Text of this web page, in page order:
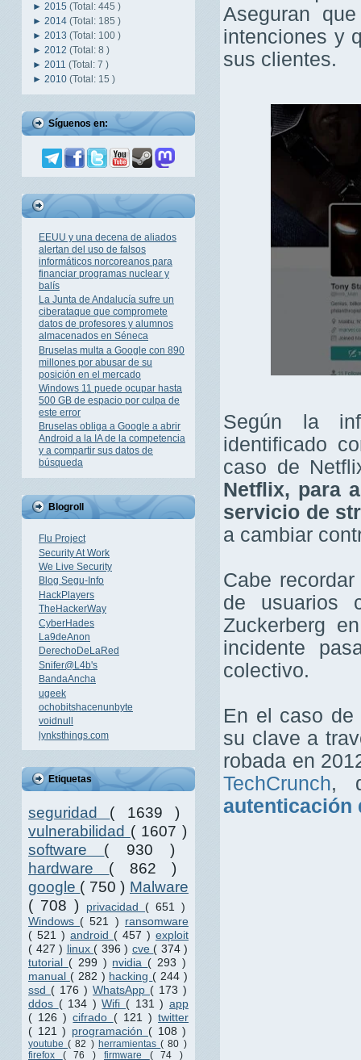
► 2015 (Total: 445 )
► 2014 (Total: 185 )
► 2013 (Total: 100 )
► 2012 (Total: 8 )
► 2011 (Total: 7 )
► 2010 (Total: 15 )
Síguenos en:
EEUU y una decena de aliados
alertan del uso de falsos
informáticos norcoreanos para
financiar programas nuclear y
balís
La Junta de Andalucía sufre un
ciberataque que compromete
datos de profesores y alumnos
almacenados en Séneca
Bruselas multa a Google con 890
millones por abusar de su
posición en el mercado
Windows 11 puede ocupar hasta
500 GB de espacio por culpa de
este error
Bruselas obliga a Google a abrir
Android a la IA de la competencia
y a compartir sus datos de
búsqueda
Blogroll
Flu Project
Security At Work
We Live Security
Blog Segu-Info
HackPlayers
TheHackerWay
CyberHades
La9deAnon
DerechoDeLaRed
Snifer@L4b's
BandaAncha
ugeek
ochobitshacenunbyte
voidnull
lynksthings.com
Etiquetas
seguridad ( 1639 )
vulnerabilidad ( 1607 )
software ( 930 )
hardware ( 862 )
google ( 750 ) Malware
( 708 )
privacidad ( 651 )
Windows ( 521 ) ransomware
( 521 ) android ( 457 ) exploit
( 427 ) linux ( 396 ) cve ( 374 )
tutorial ( 299 ) nvidia ( 293 )
manual ( 282 ) hacking ( 244 )
ssd ( 176 ) WhatsApp ( 173 )
ddos ( 134 )Wifi ( 131 ) app
( 126 )cifrado ( 121 )twitter
( 121 ) programación ( 108 )
youtube( 82 ) herramientas( 80 )
firefox ( 76 ) firmware ( 74 )
Aseguran
intenciones y
sus clientes.
Según la
identificado
caso de
Netflix, para
servicio de
a cambiar
Cabe
de usuarios
Zuckerberg
incidente
colectivo.
En el caso de
su clave a
robada en
TechCrunch,
autenticación